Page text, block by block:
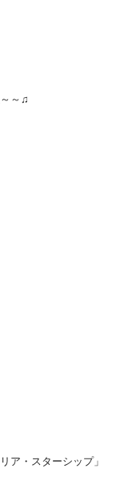
～♫
ア・スターシップ」